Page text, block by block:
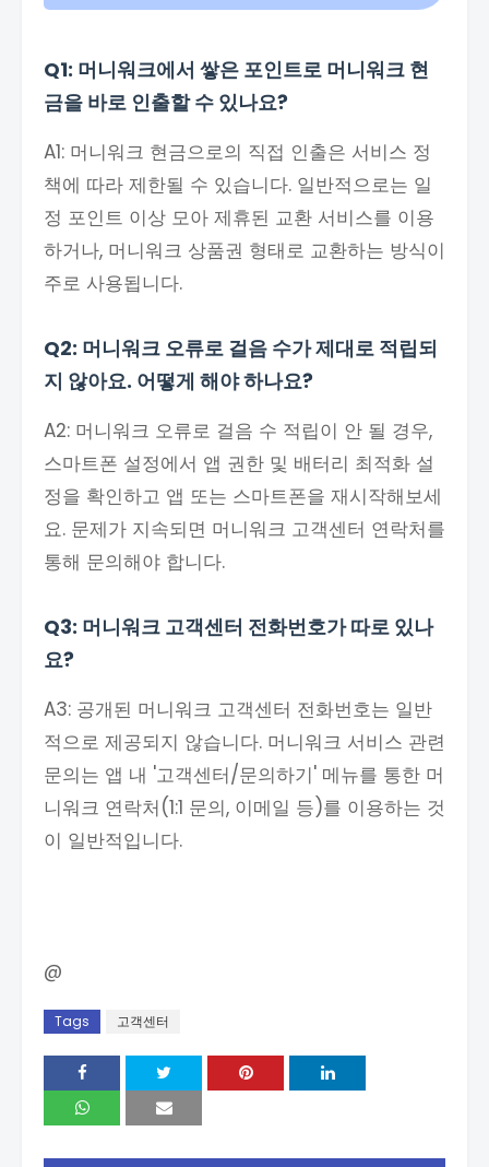
Q1: 머니워크에서 쌓은 포인트로 머니워크 현
금을 바로 인출할 수 있나요?
A1: 머니워크 현금으로의 직접 인출은 서비스 정
책에 따라 제한될 수 있습니다. 일반적으로는 일
정 포인트 이상 모아 제휴된 교환 서비스를 이용
하거나, 머니워크 상품권 형태로 교환하는 방식이
주로 사용됩니다.
Q2: 머니워크 오류로 걸음 수가 제대로 적립되
지 않아요. 어떻게 해야 하나요?
A2: 머니워크 오류로 걸음 수 적립이 안 될 경우,
스마트폰 설정에서 앱 권한 및 배터리 최적화 설
정을 확인하고 앱 또는 스마트폰을 재시작해보세
요. 문제가 지속되면 머니워크 고객센터 연락처를
통해 문의해야 합니다.
Q3: 머니워크 고객센터 전화번호가 따로 있나
요?
A3: 공개된 머니워크 고객센터 전화번호는 일반
적으로 제공되지 않습니다. 머니워크 서비스 관련
문의는 앱 내 '고객센터/문의하기' 메뉴를 통한 머
니워크 연락처(1:1 문의, 이메일 등)를 이용하는 것
이 일반적입니다.
@
Tags 고객센터